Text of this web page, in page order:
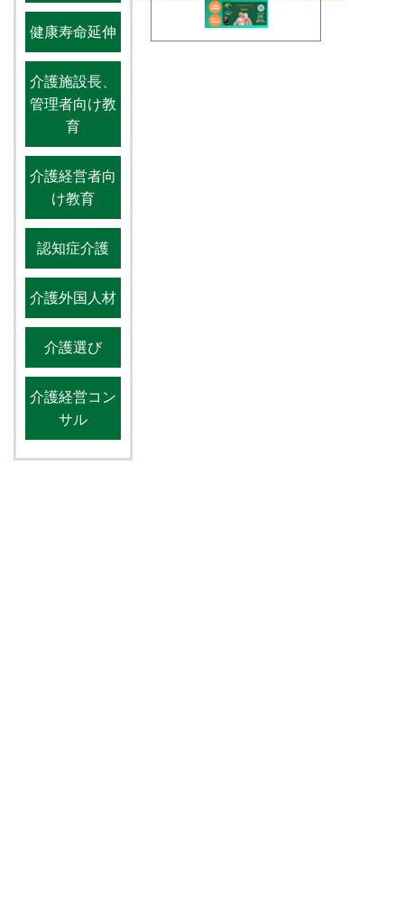
健康寿命延伸
介護施設長、
管理者向け教
育
介護経営者向
け教育
認知症介護
介護外国人材
介護選び
介護経営コン
サル